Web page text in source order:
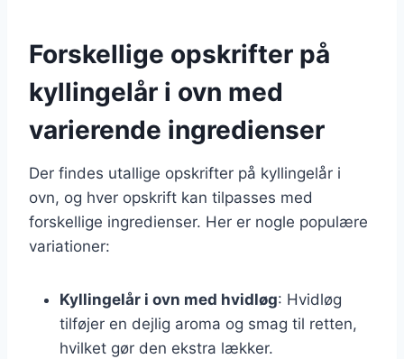
Forskellige opskrifter på
kyllingelår i ovn med
varierende ingredienser
Der findes utallige opskrifter på kyllingelår i
ovn, og hver opskrift kan tilpasses med
forskellige ingredienser. Her er nogle populære
variationer:
Kyllingelår i ovn med hvidløg: Hvidløg
tilføjer en dejlig aroma og smag til retten,
hvilket gør den ekstra lækker.